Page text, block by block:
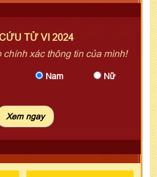
TỬ VI 2024
xác thông tin của mình!
Nam Nữ